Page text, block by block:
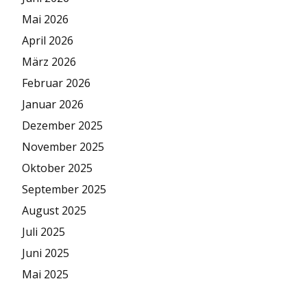
Mai 2026
April 2026
März 2026
Februar 2026
Januar 2026
Dezember 2025
November 2025
Oktober 2025
September 2025
August 2025
Juli 2025
Juni 2025
Mai 2025